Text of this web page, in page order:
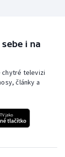
i na
chytré televizi
články a